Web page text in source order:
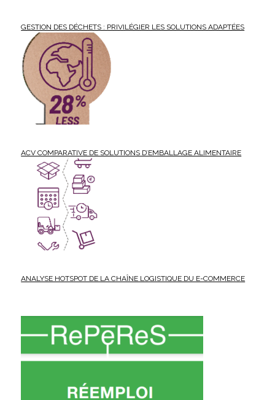
GESTION DES DÉCHETS : PRIVILÉGIER LES SOLUTIONS ADAPTÉES
ACV COMPARATIVE DE SOLUTIONS D’EMBALLAGE ALIMENTAIRE
ANALYSE HOTSPOT DE LA CHAÎNE LOGISTIQUE DU E-COMMERCE